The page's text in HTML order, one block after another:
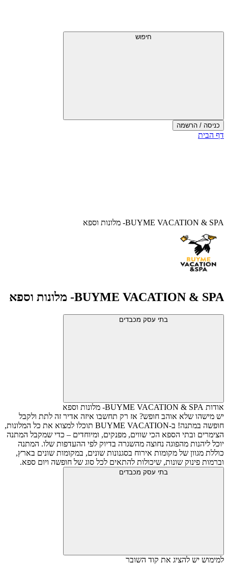
עליון
חיפוש
כניסה / הרשמה
סוף
דף הבית
BUYME VACATION & SPA- מלונות וספא
BUYME VACATION & SPA- מלונות וספא
בתי עסק מכבדים
אודות BUYME VACATION & SPA- מלונות וספא
יש מישהו שלא אוהב חופש? אז רק תחשבו איזה אדיר זה לתת ולקבל
חופשה במתנה! ב-BUYME VACATION תוכלו למצוא את כל המלונות,
הצימרים ובתי הספא הכי שווים, מפנקים, ומיוחדים – כדי שמקבל המתנה
יוכל ליהנות מהפוגה נחוצה מהשגרה בדיוק לפי ההעדפות שלו. המתנה
כוללת מגוון של מקומות אירוח בסגנונות שונים, במקומות שונים בארץ,
וברמות פינוק שונות, שיכולות להתאים לכל סוג של חופשה ויום ספא.
בתי עסק מכבדים
למימוש יש להציג את קוד השובר